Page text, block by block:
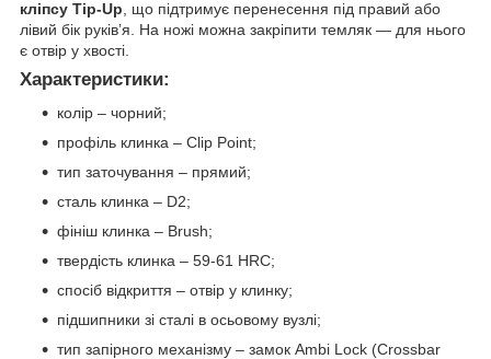
кліпсу Tip-Up , що підтримує перенесення під правий або
лівий бік руківʼя. На ножі можна закріпити темляк — для нього
є отвір у хвості.
Характеристики:
колір – чорний;
профіль клинка – Clip Point;
тип заточування – прямий;
сталь клинка – D2;
фініш клинка – Brush;
твердість клинка – 59-61 HRC;
спосіб відкриття – отвір у клинку;
підшипники зі сталі в осьовому вузлі;
тип запірного механізму – замок Ambi Lock (Crossbar